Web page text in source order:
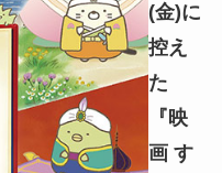
(金)に
控え
た
『映
画 す